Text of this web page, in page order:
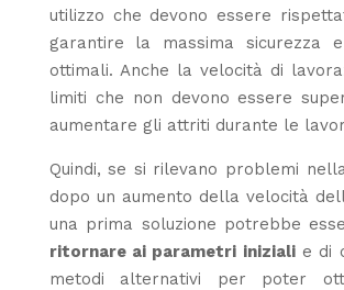
utilizzo che devono essere
garantire la massima sicurezza
ottimali. Anche la velocità di
limiti che non devono essere
aumentare gli attriti durante le
Quindi, se si rilevano problemi
dopo un aumento della velocità
una prima soluzione potrebbe
ritornare ai parametri inizialie di
metodi alternativi per poter